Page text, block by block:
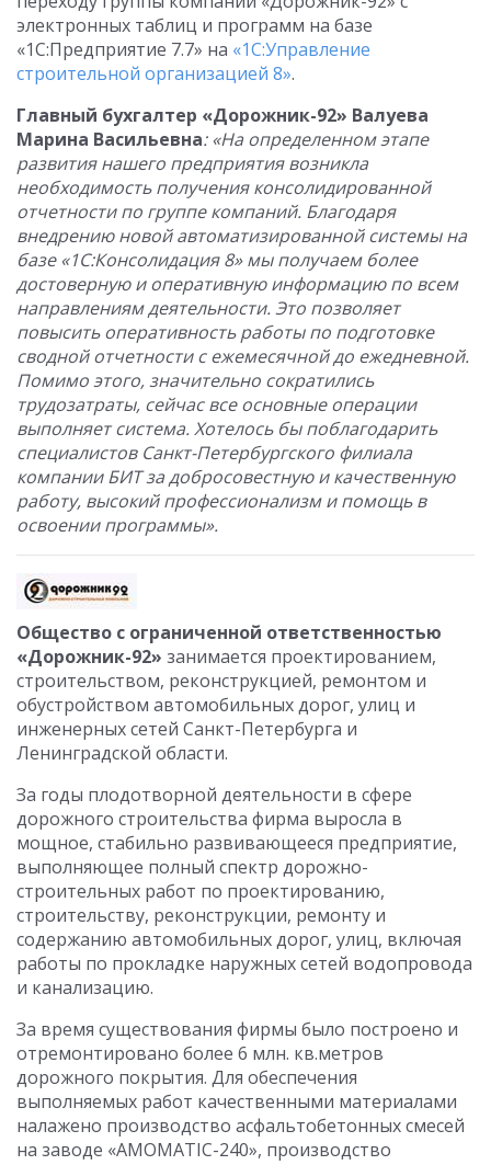
электронных таблиц и программ на базе
«1С:Предприятие 7.7» на «1С:Управление
строительной организацией 8».
Главный бухгалтер «Дорожник-92» Валуева
Марина Васильевна: «На определенном этапе
развития нашего предприятия возникла
необходимость получения консолидированной
отчетности по группе компаний. Благодаря
внедрению новой автоматизированной системы на
базе «1С:Консолидация 8» мы получаем более
достоверную и оперативную информацию по всем
направлениям деятельности. Это позволяет
повысить оперативность работы по подготовке
сводной отчетности с ежемесячной до ежедневной.
Помимо этого, значительно сократились
трудозатраты, сейчас все основные операции
выполняет система. Хотелось бы поблагодарить
специалистов Санкт-Петербургского филиала
компании БИТ за добросовестную и качественную
работу, высокий профессионализм и помощь в
освоении программы».
Общество с ограниченной ответственностью
«Дорожник-92» занимается проектированием,
строительством, реконструкцией, ремонтом и
обустройством автомобильных дорог, улиц и
инженерных сетей Санкт-Петербурга и
Ленинградской области.
За годы плодотворной деятельности в сфере
дорожного строительства фирма выросла в
мощное, стабильно развивающееся предприятие,
выполняющее полный спектр дорожно-
строительных работ по проектированию,
строительству, реконструкции, ремонту и
содержанию автомобильных дорог, улиц, включая
работы по прокладке наружных сетей водопровода
и канализацию.
За время существования фирмы было построено и
отремонтировано более 6 млн. кв.метров
дорожного покрытия. Для обеспечения
выполняемых работ качественными материалами
налажено производство асфальтобетонных смесей
на заводе «AMOMATIC-240», производство